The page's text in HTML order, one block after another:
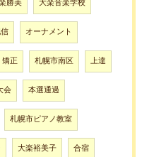
勝美 大楽音楽学校
オーナメント
矯正 札幌市南区 上達
会 本選通過
札幌市ピアノ教室
大楽裕美子 合宿